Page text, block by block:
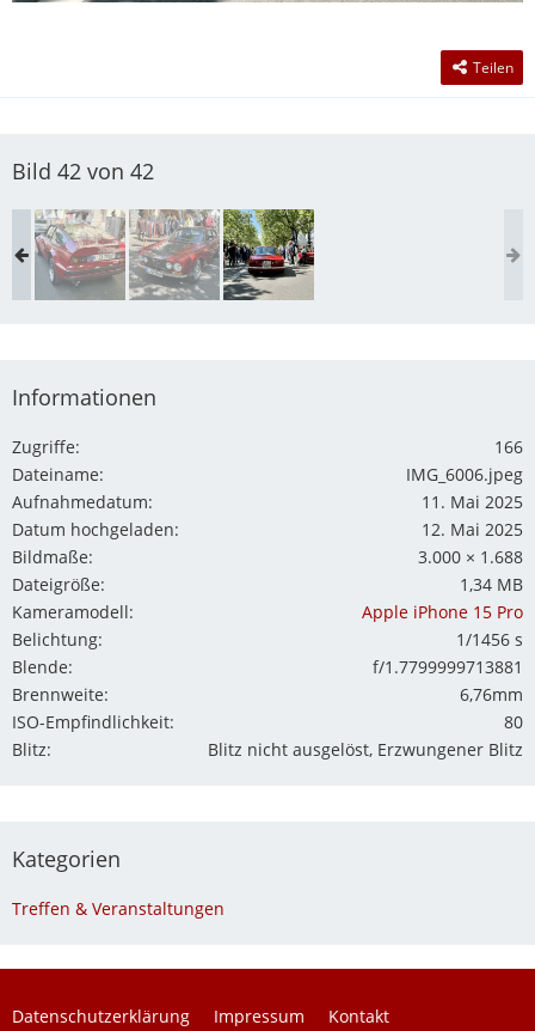
Teilen
Bild 42 von 42
Informationen
Zugriffe
166
Dateiname
IMG_6006.jpeg
Aufnahmedatum
11. Mai 2025
Datum hochgeladen
12. Mai 2025
Bildmaße
3.000 × 1.688
Dateigröße
1,34 MB
Kameramodell
Apple iPhone 15 Pro
Belichtung
1/1456 s
Blende
f/1.7799999713881
Brennweite
6,76mm
ISO-Empfindlichkeit
80
Blitz
Blitz nicht ausgelöst, Erzwungener Blitz
Kategorien
Treffen & Veranstaltungen
Datenschutzerklärung Impressum Kontakt